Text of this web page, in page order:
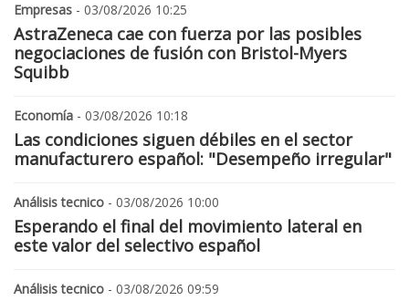
Empresas - 03/08/2026 10:25
AstraZeneca cae con fuerza por las posibles
negociaciones de fusión con Bristol-Myers
Squibb
Economía - 03/08/2026 10:18
Las condiciones siguen débiles en el sector
manufacturero español: "Desempeño irregular"
Análisis tecnico - 03/08/2026 10:00
Esperando el final del movimiento lateral en
este valor del selectivo español
Análisis tecnico - 03/08/2026 09:59